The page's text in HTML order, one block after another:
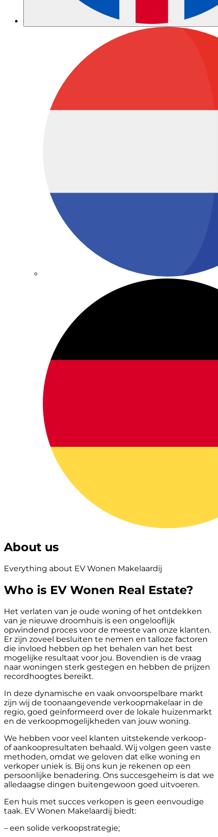
About us
Everything about EV Wonen Makelaardij
Who is EV Wonen Real Estate?
Het verlaten van je oude woning of het ontdekken
van je nieuwe droomhuis is een ongelooflijk
opwindend proces voor de meeste van onze klanten.
Er zijn zoveel besluiten te nemen en talloze factoren
die invloed hebben op het behalen van het best
mogelijke resultaat voor jou. Bovendien is de vraag
naar woningen sterk gestegen en hebben de prijzen
recordhoogtes bereikt.
In deze dynamische en vaak onvoorspelbare markt
zijn wij de toonaangevende verkoopmakelaar in de
regio, goed geïnformeerd over de lokale huizenmarkt
en de verkoopmogelijkheden van jouw woning.
We hebben voor veel klanten uitstekende verkoop-
of aankoopresultaten behaald. Wij volgen geen vaste
methoden, omdat we geloven dat elke woning en
verkoper uniek is. Bij ons kun je rekenen op een
persoonlijke benadering. Ons succesgeheim is dat we
alledaagse dingen buitengewoon goed uitvoeren.
Een huis met succes verkopen is geen eenvoudige
taak. EV Wonen Makelaardij biedt:
– een solide verkoopstrategie;